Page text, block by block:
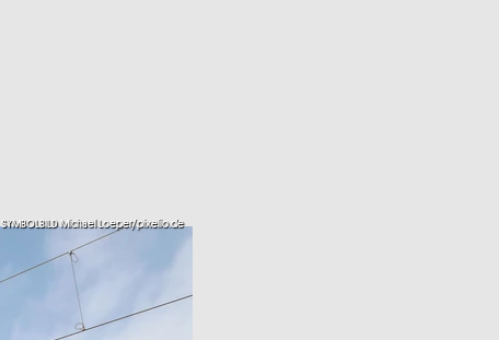
SYMBOLBILD Michael Loeper/pixelio.de